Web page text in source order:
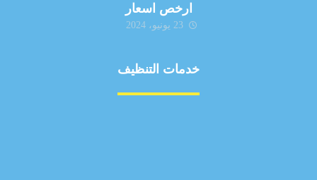
ارخص اسعار
23 يونيو، 2024
خدمات التنظيف